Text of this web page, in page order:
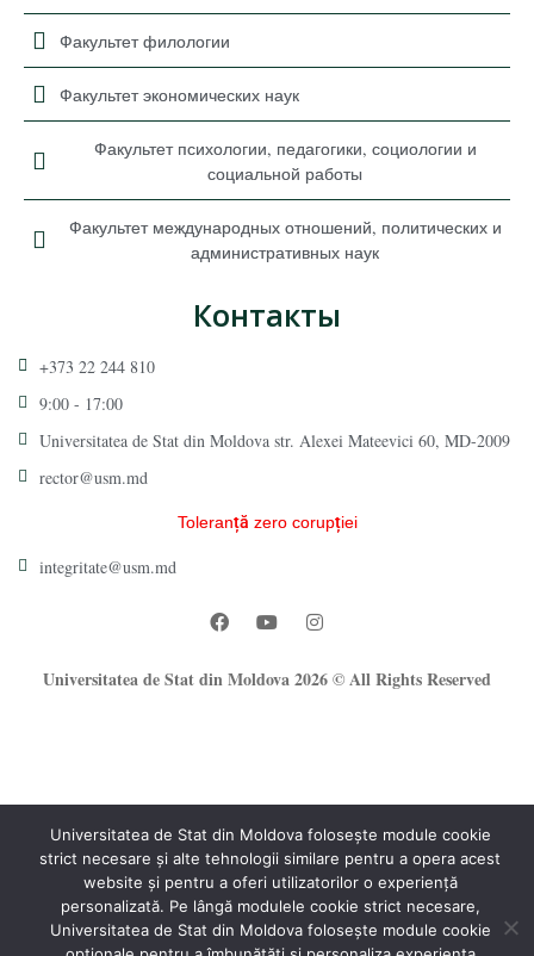
Факультет филологии
Факультет экономических наук
Факультет психологии, педагогики, социологии и
социальной работы
Факультет международных отношений, политических и
административных наук
Контакты
+373 22 244 810
9:00 - 17:00
Universitatea de Stat din Moldova str. Alexei Mateevici 60, MD-2009
rector@usm.md
Toleranță zero corupției
integritate@usm.md
Universitatea de Stat din Moldova 2026 © All Rights Reserved
Oficiul Programare Web al USM®
Universitatea de Stat din Moldova folosește module cookie
strict necesare și alte tehnologii similare pentru a opera acest
website și pentru a oferi utilizatorilor o experiență
personalizată. Pe lângă modulele cookie strict necesare,
Universitatea de Stat din Moldova folosește module cookie